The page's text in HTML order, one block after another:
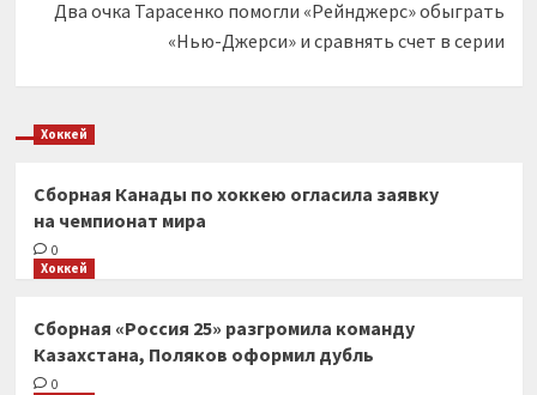
Два очка Тарасенко помогли «Рейнджерс» обыграть
«Нью-Джерси» и сравнять счет в серии
Хоккей
Сборная Канады по хоккею огласила заявку
на чемпионат мира
0
Хоккей
Сборная «Россия 25» разгромила команду
Казахстана, Поляков оформил дубль
0